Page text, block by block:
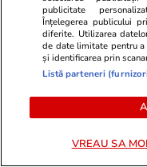
PARTENERI
publicitate
Înțelegerea publicului
diferite. Utilizarea
de date limitate pentru
și identificarea prin
Listă parteneri
VREAU SA